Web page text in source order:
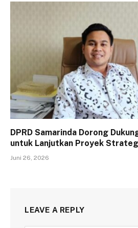
DPRD Samarinda Dorong
untuk Lanjutkan Proyek
Juni 26, 2026
LEAVE A REPLY